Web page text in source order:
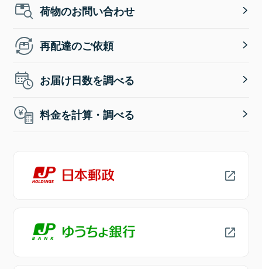
荷物のお問い合わせ
再配達のご依頼
お届け日数を調べる
料金を計算・調べる